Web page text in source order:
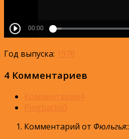
Год выпуска: 1978
4 Комментариев
Комментарии4
Pingbacks0
Комментарий от Фюльгья::